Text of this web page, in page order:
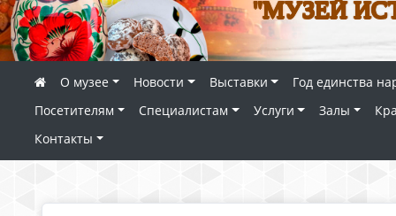
"МУЗЕЙ
О музее Новости Выставки
Год единства
Посетителям
Специалистам Услуги Залы
Контакты